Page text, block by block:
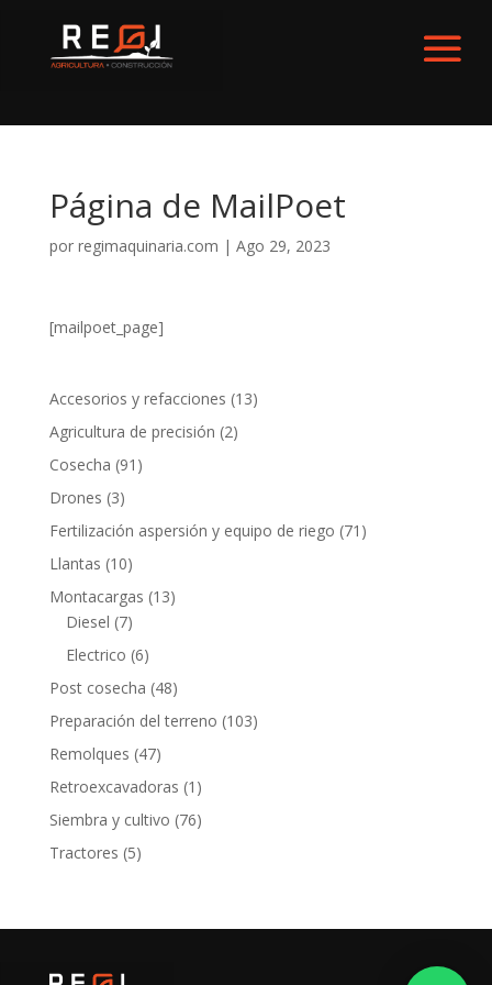
Página de MailPoet
por regimaquinaria.com | Ago 29, 2023
[mailpoet_page]
Accesorios y refacciones 1313
Agricultura de precisión 22
Cosecha 91 91
Drones 33
productos
Fertilización aspersión y equipo de riego 71 71
Llantas 1010
productos
Montacargas 1313
Diesel 77
productos
Electrico 66
productos
Post cosecha 4848
productos
Preparación del terreno 103103
Remolques 4747
productos
Retroexcavadoras 1 1
producto
Siembra y cultivo 7676
Tractores 55